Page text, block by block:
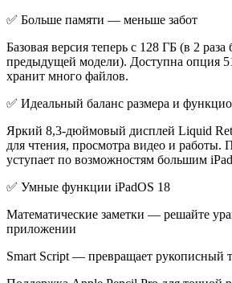
✅ Больше памяти — меньше забот
Базовая версия теперь с 128 ГБ (в 2
предыдущей модели). Доступна опция
хранит много файлов.
✅ Идеальный баланс размера и
Яркий 8,3-дюймовый дисплей Liquid
для чтения, просмотра видео и работы.
уступает по возможностям большим
✅ Умные функции iPadOS 18
Математические заметки — решайте
приложении
Smart Script — превращает рукописный